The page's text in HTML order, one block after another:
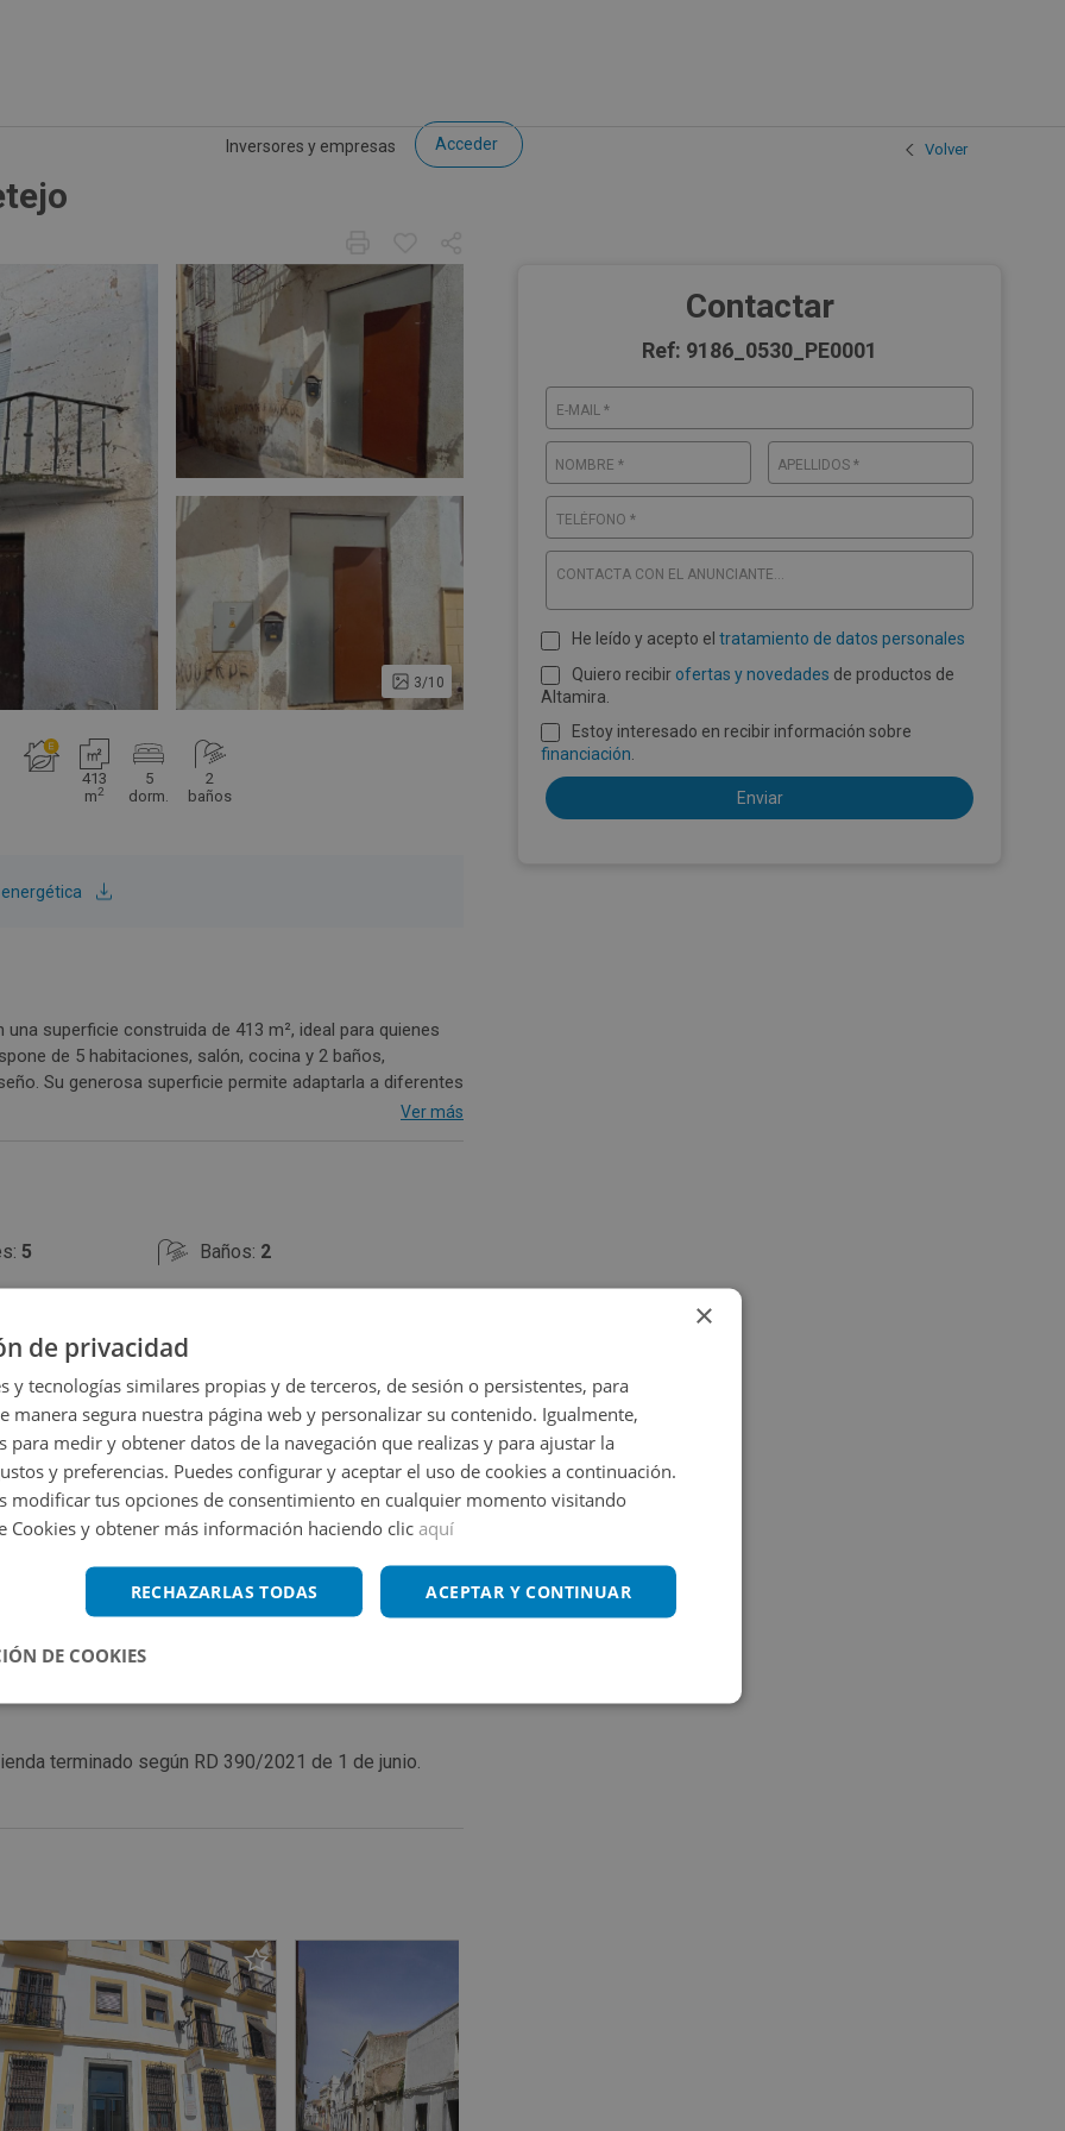
Inversores y empresas Acceder Volver
3/10
Contactar
Ref: 9186_0530_PE0001
E-MAIL *
NOMBRE * APELLIDOS *
TELÉFONO *
CONTACTA CON EL ANUNCIANTE...
He leído y acepto el tratamiento de datos personales
Quiero recibir ofertas y novedades de productos de
Altamira.
Estoy interesado en recibir información sobre
financiación.
413
m2
5
dorm.
2
baños
superficie construida de 413 m², ideal para quienes
de 5 habitaciones, salón, cocina y 2 baños,
Su generosa superficie permite adaptarla a diferentes
inversión para desarrollo inmobiliario. NecesitaVer más
5 Baños: 2
Ampliar mapa
Ver en mapa
terminado según RD 390/2021 de 1 de junio.
×
de privacidad
y tecnologías similares propias y de terceros, de sesión o persistentes, para
manera segura nuestra página web y personalizar su contenido. Igualmente,
para medir y obtener datos de la navegación que realizas y para ajustar la
y preferencias. Puedes configurar y aceptar el uso de cookies a continuación.
modificar tus opciones de consentimiento en cualquier momento visitando
Cookies y obtener más información haciendo clic aquí
ACEPTAR Y CONTINUAR
RECHAZARLAS TODAS
DE COOKIES